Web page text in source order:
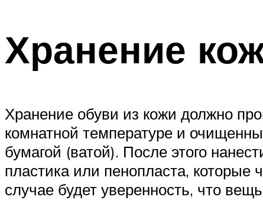
Хранение
Хранение обуви из кожи должно
комнатной температуре и
бумагой (ватой). После этого
пластика или пенопласта,
случае будет уверенность, что